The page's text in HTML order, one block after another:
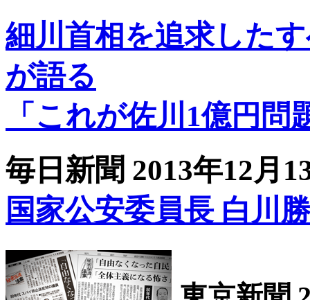
細川首相を追求した
が語る
「これが佐川1億円問
毎日新聞 2013年12月
国家公安委員長 白川